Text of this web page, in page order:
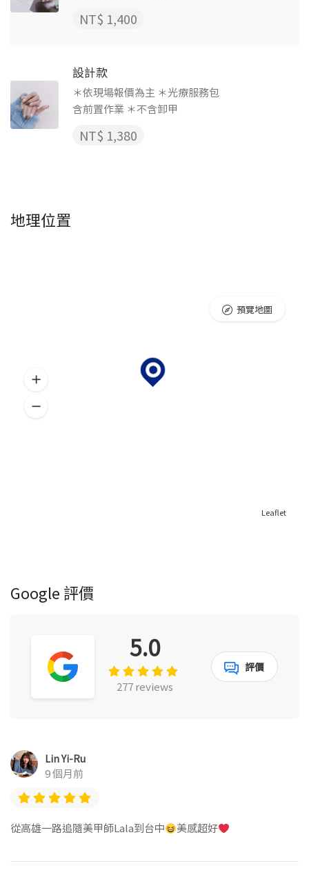
NT$ 1,400
設計款
＊依現場報價為主 ＊光療服務包
含前置作業 ＊不含卸甲
NT$ 1,380
地理位置
Leaflet
預覽地圖
Google 評價
5.0
277 reviews
評價
Lin Yi-Ru
9 個月前
從高雄一路追隨美甲師Lala到台中 美感超好